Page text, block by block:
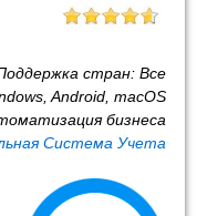
стран: Все
Android, macOS
бизнеса
Система Учета